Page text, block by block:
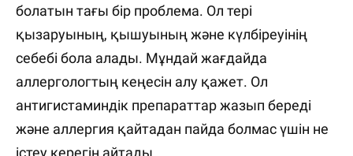
болатын тағы бір проблема. Ол тері
қызаруының, қышуының және күлбіреуінің
себебі бола алады. Мұндай жағдайда
аллергологтың кеңесін алу қажет. Ол
антигистаминдік препараттар жазып береді
және аллергия қайтадан пайда болмас үшін не
істеу керегін айтады.